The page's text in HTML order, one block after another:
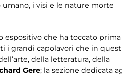
i visi e le nature morte
che ha toccato prima
i grandi capolavori che in
della letteratura, della
Gere; la sezione dedicata